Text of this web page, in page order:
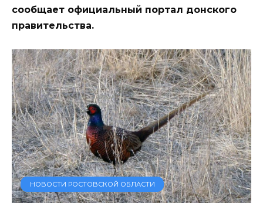
сообщает официальный портал донского
правительства.
НОВОСТИ РОСТОВСКОЙ ОБЛАСТИ